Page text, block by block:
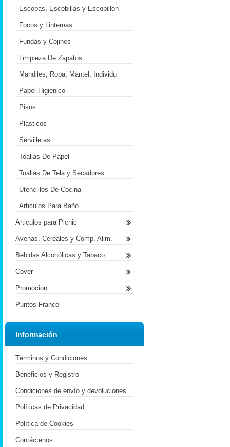
Escobas, Escobillas y Escobillon
Focos y Linternas
Fundas y Cojines
Limpieza De Zapatos
Mandiles, Ropa, Mantel, Individu
Papel Higienico
Pisos
Plasticos
Servilletas
Toallas De Papel
Toallas De Tela y Secadores
Utencillos De Cocina
Articulos Para Baño
Articulos para Picnic
Avenas, Cereales y Comp. Alim.
Bebidas Alcohólicas y Tabaco
Cover
Promocion
Puntos Franco
Información
Términos y Condiciones
Beneficios y Registro
Condiciones de envío y devoluciones
Políticas de Privacidad
Política de Cookies
Contáctenos